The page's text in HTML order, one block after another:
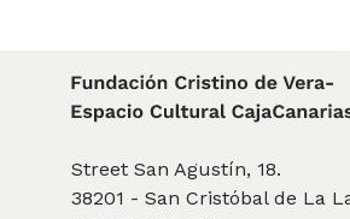
Street San Agustín, 18.
38201 - San Cristóbal de La